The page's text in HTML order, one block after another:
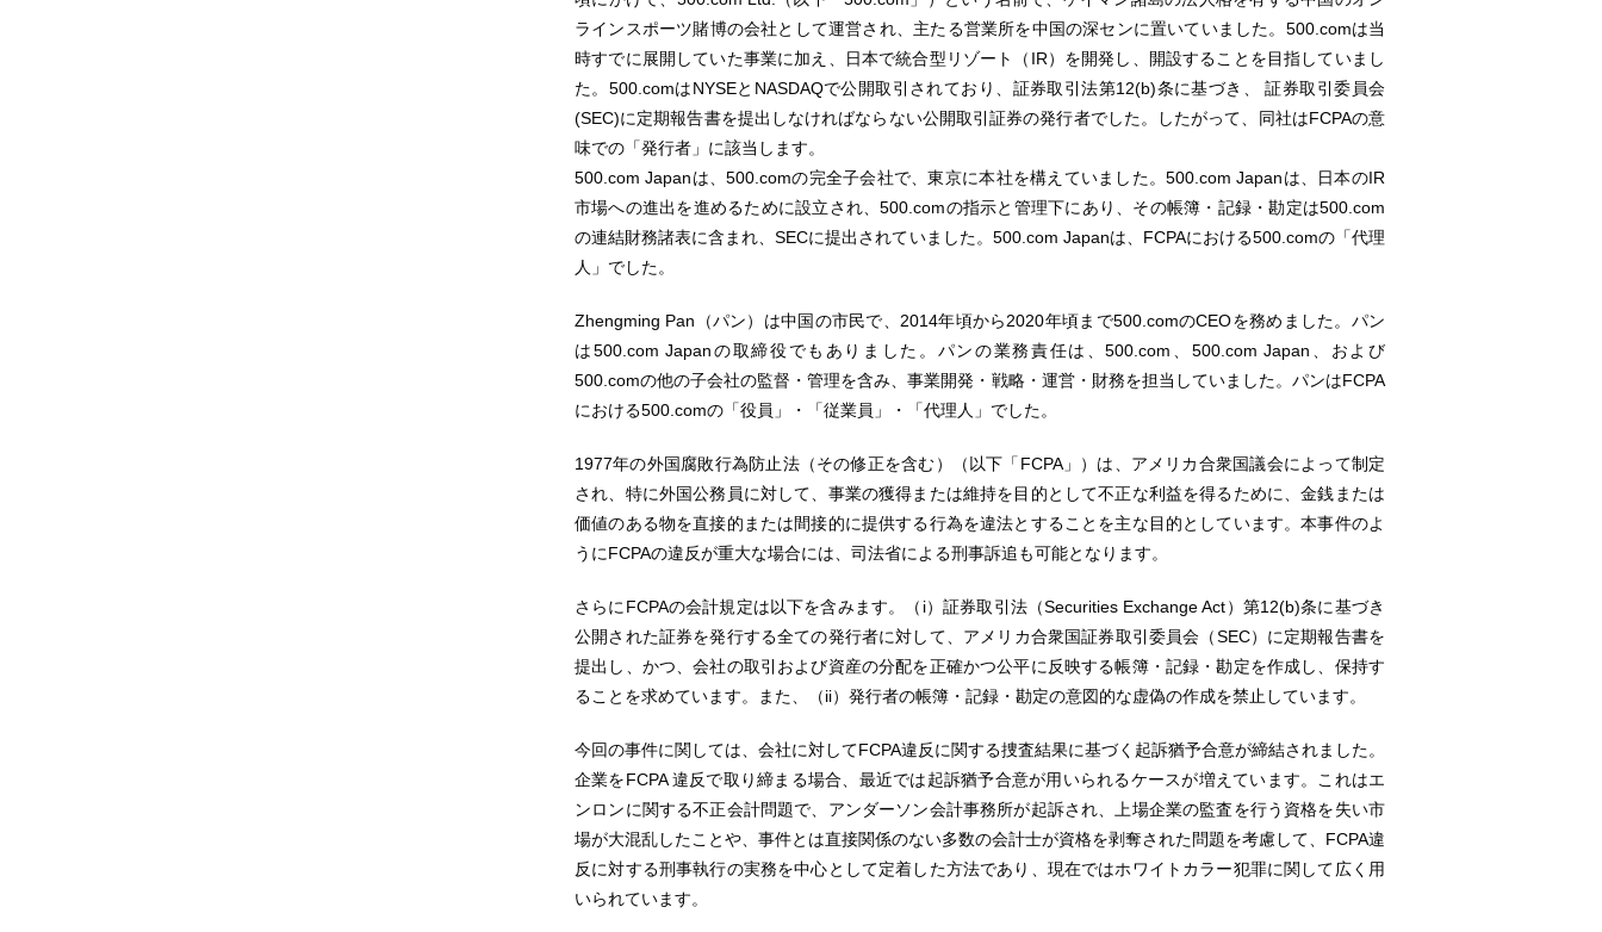
ラインスポーツ賭博の会社として運営され、主たる営業所を中国の深センに置いていました。500.comは当
時すでに展開していた事業に加え、日本で統合型リゾート（IR）を開発し、開設することを目指していまし
た。500.comはNYSEとNASDAQで公開取引されており、証券取引法第12(b)条に基づき、 証券取引委員会
(SEC)に定期報告書を提出しなければならない公開取引証券の発行者でした。したがって、同社はFCPAの意
味での「発行者」に該当します。
500.com Japanは、500.comの完全子会社で、東京に本社を構えていました。500.com Japanは、日本のIR
市場への進出を進めるために設立され、500.comの指示と管理下にあり、その帳簿・記録・勘定は500.com
の連結財務諸表に含まれ、SECに提出されていました。500.com Japanは、FCPAにおける500.comの「代理
人」でした。
Zhengming Pan（パン）は中国の市民で、2014年頃から2020年頃まで500.comのCEOを務めました。パン
は500.com Japanの取締役でもありました。パンの業務責任は、500.com、500.com Japan、および
500.comの他の子会社の監督・管理を含み、事業開発・戦略・運営・財務を担当していました。パンはFCPA
における500.comの「役員」・「従業員」・「代理人」でした。
1977年の外国腐敗行為防止法（その修正を含む）（以下「FCPA」）は、アメリカ合衆国議会によって制定
され、特に外国公務員に対して、事業の獲得または維持を目的として不正な利益を得るために、金銭または
価値のある物を直接的または間接的に提供する行為を違法とすることを主な目的としています。本事件のよ
うにFCPAの違反が重大な場合には、司法省による刑事訴追も可能となります。
さらにFCPAの会計規定は以下を含みます。（i）証券取引法（Securities Exchange Act）第12(b)条に基づき
公開された証券を発行する全ての発行者に対して、アメリカ合衆国証券取引委員会（SEC）に定期報告書を
提出し、かつ、会社の取引および資産の分配を正確かつ公平に反映する帳簿・記録・勘定を作成し、保持す
ることを求めています。また、（ii）発行者の帳簿・記録・勘定の意図的な虚偽の作成を禁止しています。
今回の事件に関しては、会社に対してFCPA違反に関する捜査結果に基づく起訴猶予合意が締結されました。
企業をFCPA 違反で取り締まる場合、最近では起訴猶予合意が用いられるケースが増えています。これはエ
ンロンに関する不正会計問題で、アンダーソン会計事務所が起訴され、上場企業の監査を行う資格を失い市
場が大混乱したことや、事件とは直接関係のない多数の会計士が資格を剥奪された問題を考慮して、FCPA違
反に対する刑事執行の実務を中心として定着した方法であり、現在ではホワイトカラー犯罪に関して広く用
いられています。